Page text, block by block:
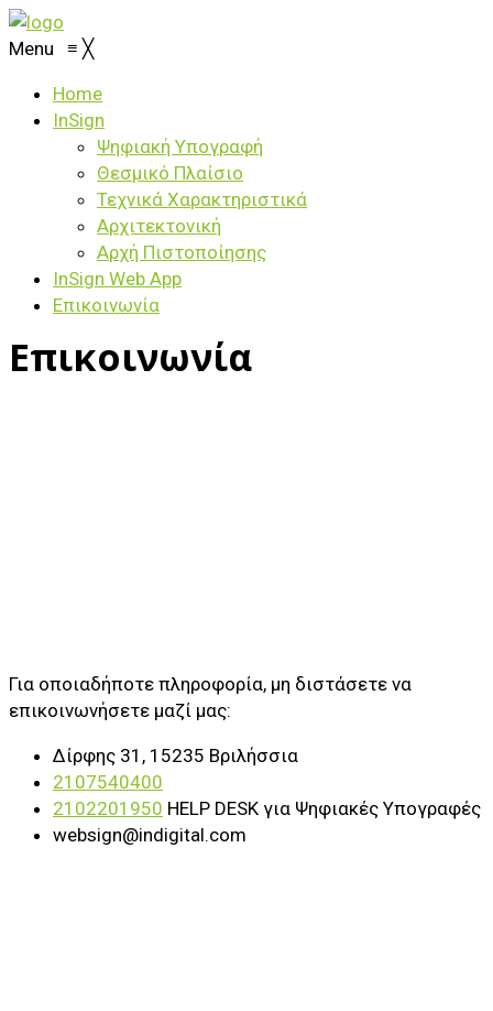
Menu ≡ ╳
Home
InSign
Ψηφιακή Υπογραφή
Θεσμικό Πλαίσιο
Τεχνικά Χαρακτηριστικά
Αρχιτεκτονική
Αρχή Πιστοποίησης
ΙnSign Web App
Επικοινωνία
Επικοινωνία
Για οποιαδήποτε πληροφορία, μη διστάσετε να
επικοινωνήσετε μαζί μας:
Δίρφης 31, 15235 Βριλήσσια
2107540400
2102201950 HELP DESK για Ψηφιακές Υπογραφές
websign@indigital.com